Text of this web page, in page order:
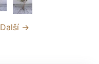
Další →